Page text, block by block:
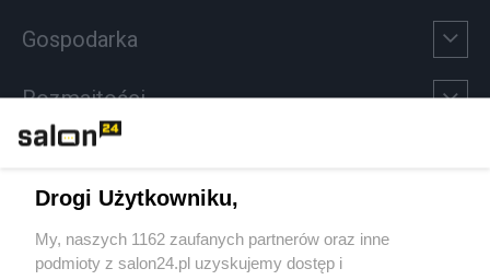
Gospodarka
Rozmaitości
Sport
Drogi Użytkowniku,
My, naszych 1162 zaufanych partnerów oraz inne
podmioty z salon24.pl uzyskujemy dostęp i